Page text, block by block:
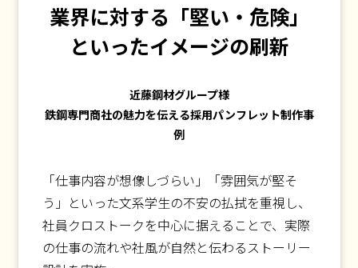
業界に対する「堅い・危険」
といったイメージの刷新
近藤鋼材グループ様
鉄鋼専門商社の魅力を伝える採用パンフレット制作事
例
「仕事内容が想像しづらい」「雰囲気が堅そ
う」といった文系学生の不安の払拭を重視し、
社員クロストークを中心に据えることで、実際
の仕事の流れや社風が自然と伝わるストーリー